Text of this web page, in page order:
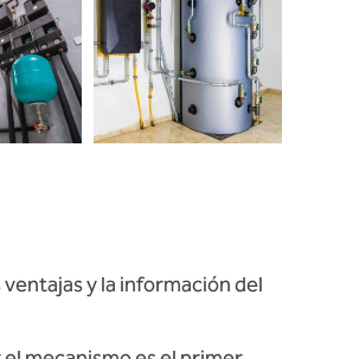
y la información del